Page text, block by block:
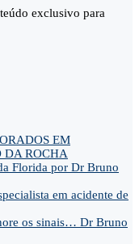
exclusivo para
EM
DA ROCHA
Florida por Dr Bruno
em acidente de
os sinais… Dr Bruno